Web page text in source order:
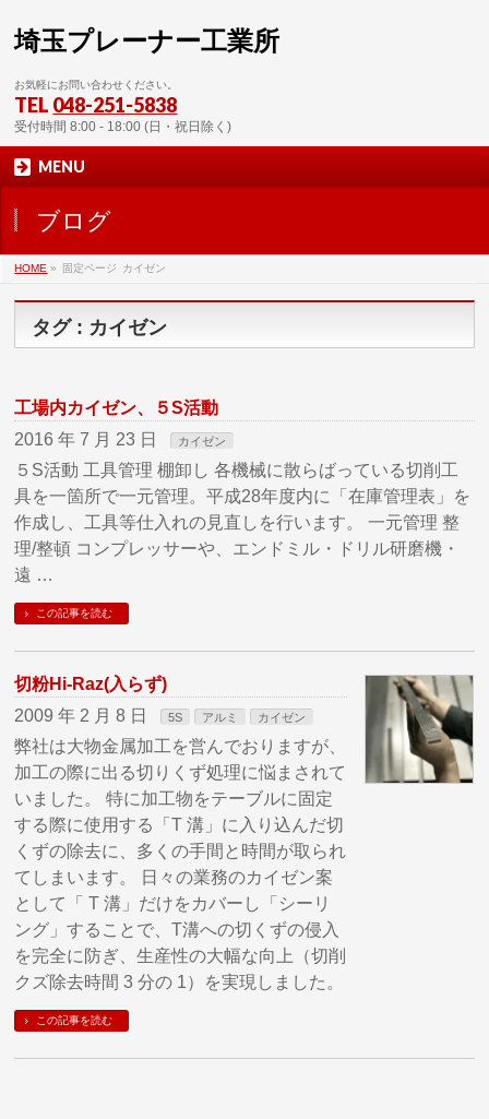
埼玉プレーナー工業所
お気軽にお問い合わせください。
TEL 048-251-5838
受付時間 8:00 - 18:00 (日・祝日除く)
MENU
ブログ
HOME » 固定ページ カイゼン
タグ : カイゼン
工場内カイゼン、５S活動
2016 年 7 月 23 日
カイゼン
５S活動 工具管理 棚卸し 各機械に散らばっている切削工
具を一箇所で一元管理。平成28年度内に「在庫管理表」を
作成し、工具等仕入れの見直しを行います。 一元管理 整
理/整頓 コンプレッサーや、エンドミル・ドリル研磨機・
遠 …
この記事を読む
切粉Hi-Raz(入らず)
2009 年 2 月 8 日
5S アルミ カイゼン
弊社は大物金属加工を営んでおりますが、
加工の際に出る切りくず処理に悩まされて
いました。 特に加工物をテーブルに固定
する際に使用する「T 溝」に入り込んだ切
くずの除去に、多くの手間と時間が取られ
てしまいます。 日々の業務のカイゼン案
として「 T 溝」だけをカバーし「シーリ
ング」することで、T溝への切くずの侵入
を完全に防ぎ、生産性の大幅な向上（切削
クズ除去時間 3 分の 1）を実現しました。
この記事を読む